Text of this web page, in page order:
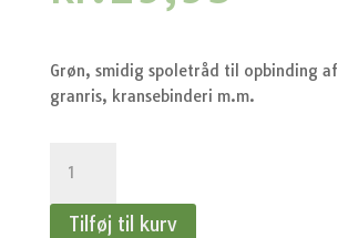
Grøn, smidig spoletråd til opbinding
granris, kransebinderi m.m.
30
Tilføj til kurv